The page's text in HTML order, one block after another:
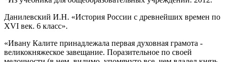
Данилевский И.Н. «История России с древнейших времен по
XVI век. 6 класс».
«Ивану Калите принадлежала первая духовная грамота -
великокняжеское завещание. Поразительное по своей